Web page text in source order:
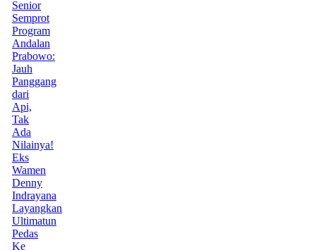
Senior
Semprot
Program
Andalan
Prabowo:
Jauh
Panggang
dari
Api,
Tak
Ada
Nilainya!
Eks
Wamen
Denny
Indrayana
Layangkan
Ultimatun
Pedas
Ke